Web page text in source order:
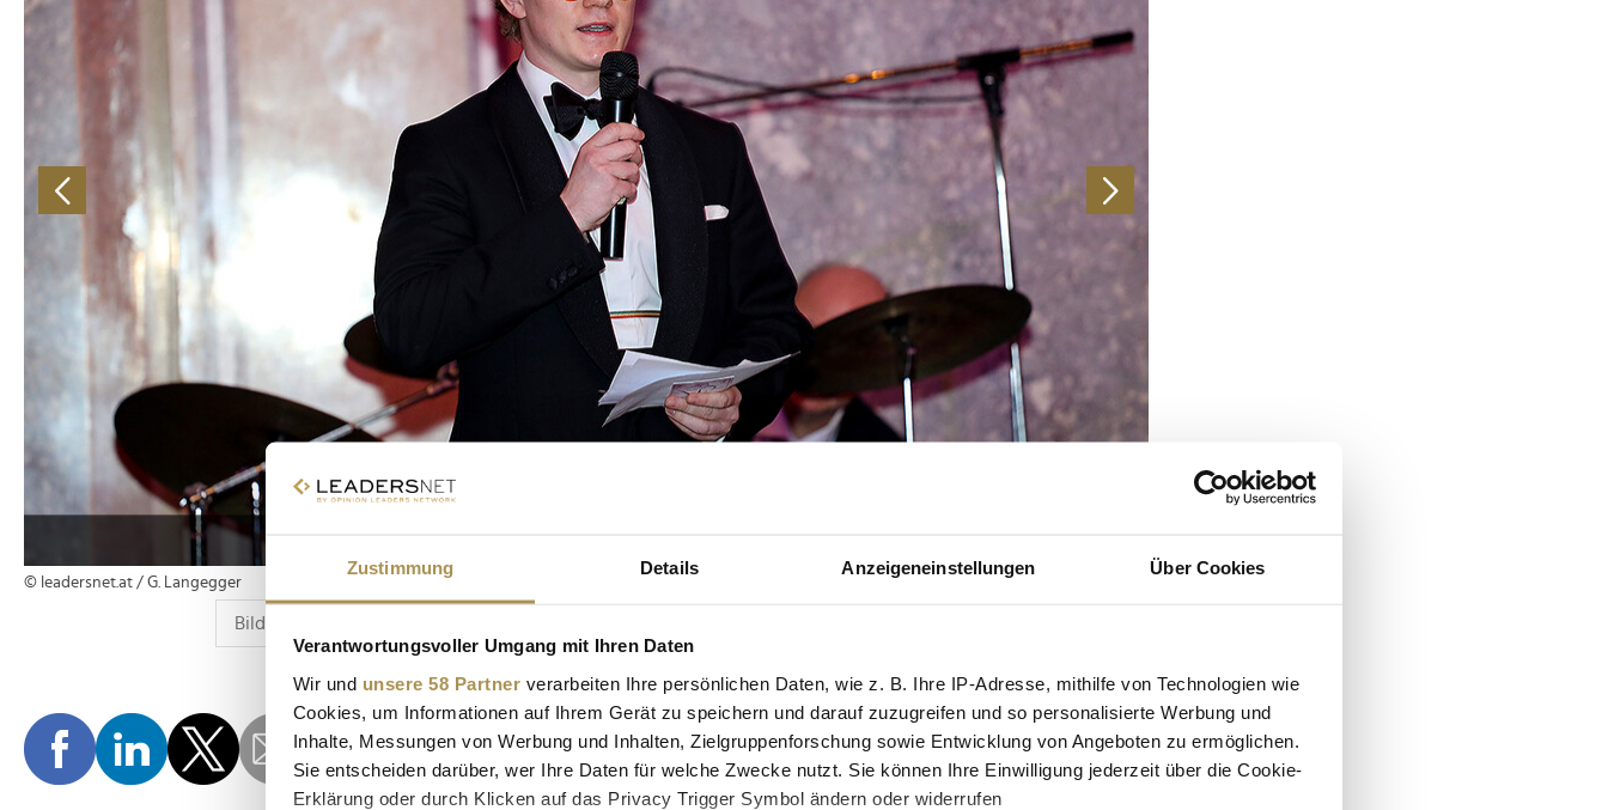
Zustimmung Details Anzeigeneinstellungen Über Cookies
Verantwortungsvoller Umgang mit Ihren Daten
Wir und unsere 58 Partner verarbeiten Ihre persönlichen Daten, wie z. B. Ihre IP-Adresse, mithilfe von Technologien wie
Cookies, um Informationen auf Ihrem Gerät zu speichern und darauf zuzugreifen und so personalisierte Werbung und
Inhalte, Messungen von Werbung und Inhalten, Zielgruppenforschung sowie Entwicklung von Angeboten zu ermöglichen.
Sie entscheiden darüber, wer Ihre Daten für welche Zwecke nutzt. Sie können Ihre Einwilligung jederzeit über die Cookie-
Erklärung oder durch Klicken auf das Privacy Trigger Symbol ändern oder widerrufen
© leadersnet.at / G. Langegger
Advertisement